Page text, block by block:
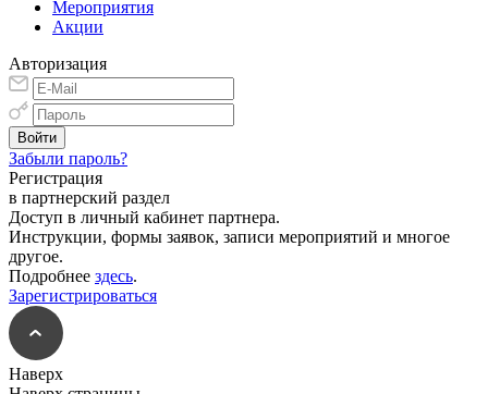
Мероприятия
Акции
Авторизация
Забыли пароль?
Регистрация
в партнерский раздел
Доступ в личный кабинет партнера.
Инструкции, формы заявок, записи мероприятий и многое
другое.
Подробнее здесь.
Зарегистрироваться
Наверх